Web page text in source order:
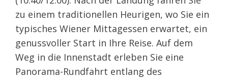
zu einem traditionellen Heurigen, wo Sie ein
typisches Wiener Mittagessen erwartet, ein
genussvoller Start in Ihre Reise. Auf dem
Weg in die Innenstadt erleben Sie eine
Panorama-Rundfahrt entlang des